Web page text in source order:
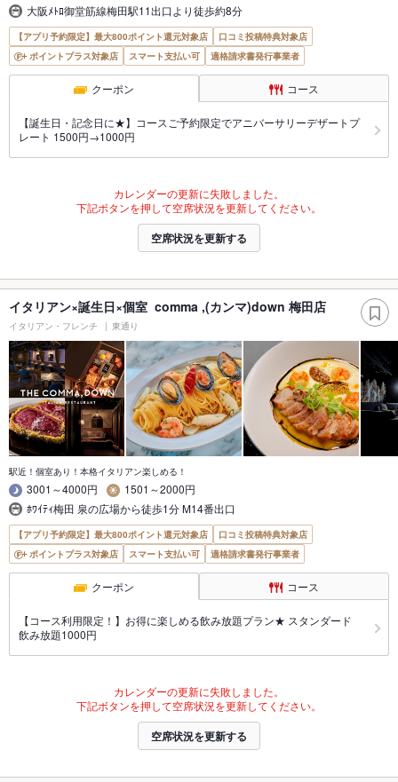
大阪ﾒﾄﾛ御堂筋線梅田駅11出口より徒歩約8分
【アプリ予約限定】最大800ポイント還元対象店
口コミ投稿特典対象店
ポイントプラス対象店
スマート支払い可 適格請求書発行事業者
クーポン コース
【誕生日・記念日に★】コースご予約限定でアニバーサリーデザートプ
レート 1500円→1000円
カレンダーの更新に失敗しました。
下記ボタンを押して空席状況を更新してください。
空席状況を更新する
イタリアン×誕生日×個室 comma ,(カンマ)down 梅田店
イタリアン・フレンチ 東通り
駅近！個室あり！本格イタリアン楽しめる！
3001～4000円
1501～2000円
ﾎﾜｲﾃｨ梅田 泉の広場から徒歩1分 M14番出口
【アプリ予約限定】最大800ポイント還元対象店
口コミ投稿特典対象店
ポイントプラス対象店
スマート支払い可 適格請求書発行事業者
クーポン コース
【コース利用限定！】お得に楽しめる飲み放題プラン★ スタンダード
飲み放題1000円
カレンダーの更新に失敗しました。
下記ボタンを押して空席状況を更新してください。
空席状況を更新する